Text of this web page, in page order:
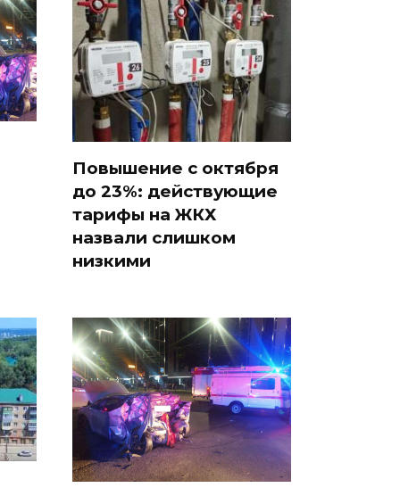
Повышение с октября
до 23%: действующие
тарифы на ЖКХ
назвали слишком
низкими